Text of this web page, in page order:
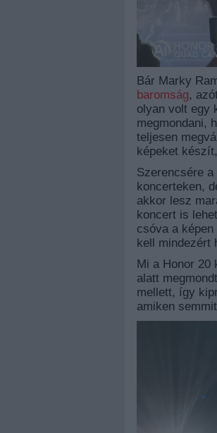
Bár Marky
baromság,
olyan volt egy
megmondani,
teljesen
képeket
Szerencsére
koncerteken,
akkor lesz
koncert is
csóva a
kell mindezért
Mi a Honor 20
alatt
mellett, így
amiken